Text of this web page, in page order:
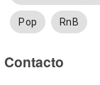
Pop RnB
Contacto